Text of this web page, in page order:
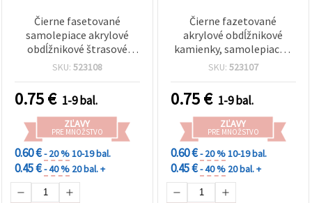
Čierne fasetované
samolepiace akrylové
obdĺžnikové štrasové
kamienky na tvorenie,
spodnou stranou, balenie
25 ks
SKU: 523108
0.75€ 1-9 bal.
ZĽAVY
PRE MNOŽSTVO
0.60 €- 20 %10-19 bal.
0.45 €- 40 % 20 bal. +
Čierne fazetované
akrylové obdĺžnikové
kamienky, samolepiace s
plochou zadnou stranou,
kreatívne mozaiky –
balenie 100 ks
SKU: 523107
0.75€ 1-9 bal.
ZĽAVY
PRE MNOŽSTVO
0.60 €- 20 %10-19 bal.
0.45 €- 40 % 20 bal. +